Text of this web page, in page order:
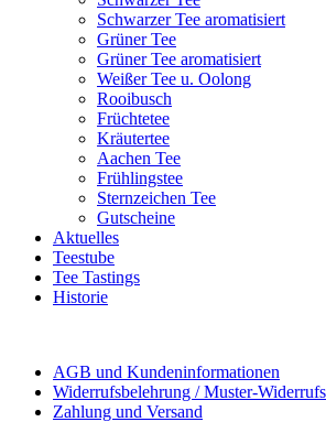
Schwarzer Tee aromatisiert
Grüner Tee
Grüner Tee aromatisiert
Weißer Tee u. Oolong
Rooibusch
Früchtetee
Kräutertee
Aachen Tee
Frühlingstee
Sternzeichen Tee
Gutscheine
Aktuelles
Teestube
Tee Tastings
Historie
AGB und Kundeninformationen
Widerrufsbelehrung / Muster-
Zahlung und Versand